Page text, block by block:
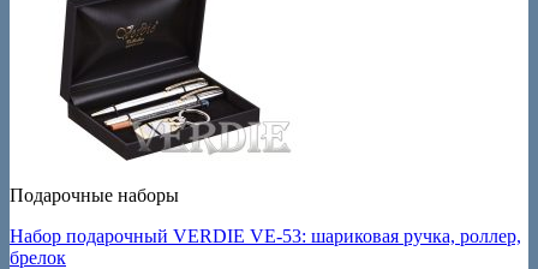
Подарочные наборы
Набор подарочный VERDIE VE-53: шариковая ручка, роллер,
брелок